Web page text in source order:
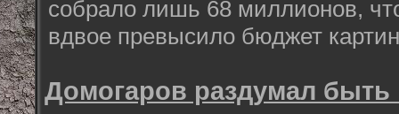
собрало лишь 68 миллионов,
вдвое превысило бюджет
Домогаров раздумал